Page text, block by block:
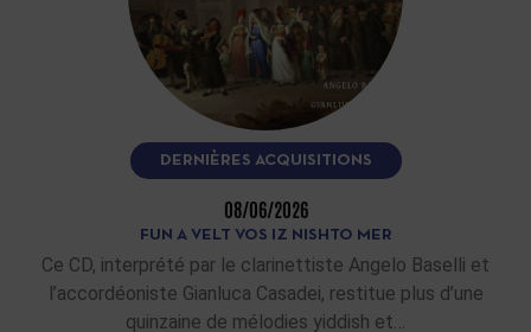
DERNIÈRES ACQUISITIONS
08/06/2026
FUN A VELT VOS IZ NISHTO MER
Ce CD, interprété par le clarinettiste Angelo Baselli et
l’accordéoniste Gianluca Casadei, restitue plus d’une
quinzaine de mélodies yiddish et…